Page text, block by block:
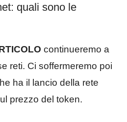
quali sono le
continueremo a
reti. Ci soffermeremo poi
ha il lancio della rete
prezzo del token.